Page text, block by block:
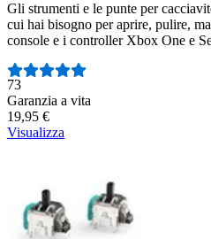
Gli strumenti e le punte per
cui hai bisogno per aprire, pulire,
console e i controller Xbox One e
Numero di recensioni:
73
Garanzia a vita
19,95 €
Visualizza